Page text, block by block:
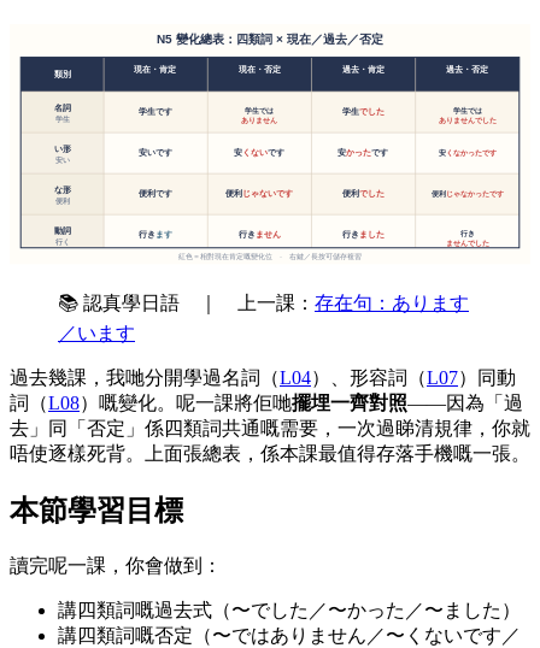
📚 認真學日語 ｜ 上一課： 存在句：あります
／います
過去幾課，我哋分開學過名詞（L04）、形容詞（L07）同動
詞（L08）嘅變化。呢一課將佢哋擺埋一齊對照——因為「過
去」同「否定」係四類詞共通嘅需要，一次過睇清規律，你就
唔使逐樣死背。上面張總表，係本課最值得存落手機嘅一張。
本節學習目標
讀完呢一課，你會做到：
講四類詞嘅過去式（〜でした／〜かった／〜ました）
講四類詞嘅否定（〜ではありません／〜くないです／